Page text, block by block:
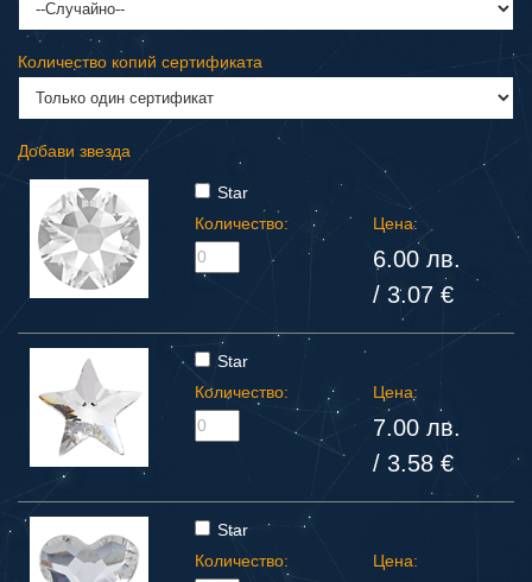
Количество копий сертификата
Добави звезда
Star
Количество:
Цена:
6.00 лв.
/ 3.07 €
Star
Количество:
Цена:
7.00 лв.
/ 3.58 €
Star
Количество:
Цена: